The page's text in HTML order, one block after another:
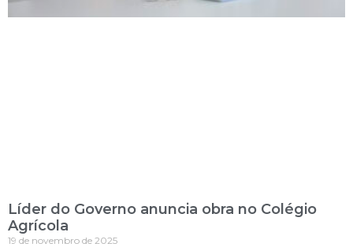
Líder do Governo anuncia obra no Colégio
Agrícola
19 de novembro de 2025